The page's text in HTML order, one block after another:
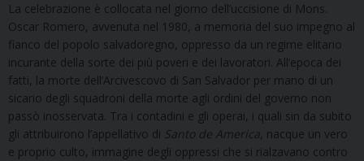
La celebrazione è collocata nel giorno dell’uccisione di Mons.
Oscar Romero, avvenuta nel 1980, a memoria del suo impegno al
fianco del popolo salvadoregno, oppresso da un regime elitario
incurante della sorte dei più poveri e dei lavoratori. All’epoca dei
fatti, la morte dell’Arcivescovo di San Salvador per mano di un
sicario degli squadroni della morte agli ordini del governo non
passò inosservata. Tra i contadini e gli operai, i quali sin da subito
gli attribuirono l’appellativo di Santo de America, nacque un vero
e proprio culto, immagine degli oppressi che si rialzavano contro